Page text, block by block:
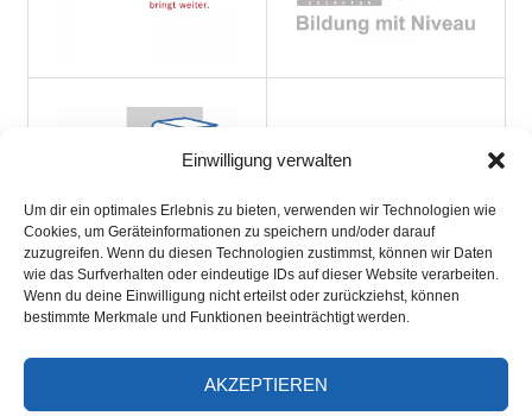
Einwilligung verwalten
Um dir ein optimales Erlebnis zu bieten, verwenden wir Technologien wie
Cookies, um Geräteinformationen zu speichern und/oder darauf
zuzugreifen. Wenn du diesen Technologien zustimmst, können wir Daten
wie das Surfverhalten oder eindeutige IDs auf dieser Website verarbeiten.
Wenn du deine Einwilligung nicht erteilst oder zurückziehst, können
bestimmte Merkmale und Funktionen beeinträchtigt werden.
AKZEPTIEREN